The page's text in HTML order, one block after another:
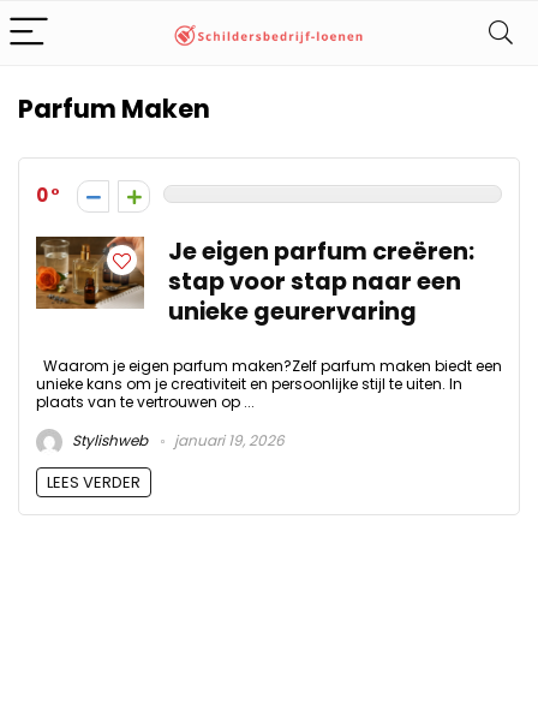
Parfum Maken
0
Je eigen parfum creëren:
stap voor stap naar een
unieke geurervaring
Waarom je eigen parfum maken?Zelf parfum maken biedt een
unieke kans om je creativiteit en persoonlijke stijl te uiten. In
plaats van te vertrouwen op ...
Stylishweb
januari 19, 2026
LEES VERDER